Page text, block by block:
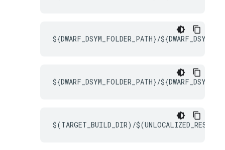
${DWARF_DSYM_FOLDER_PATH}/
${DWARF_DSYM_FOLDER_PATH}/
$(TARGET_BUILD_DIR)/